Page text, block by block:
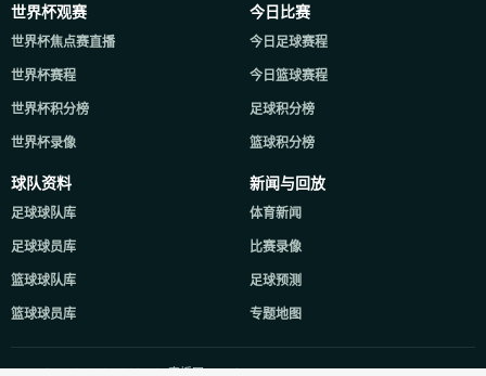
世界杯观赛
世界杯焦点赛直播
世界杯赛程
世界杯积分榜
世界杯录像
今日比赛
今日足球赛程
今日篮球赛程
足球积分榜
篮球积分榜
球队资料
足球球队库
足球球员库
篮球球队库
篮球球员库
新闻与回放
体育新闻
比赛录像
足球预测
专题地图
Copyright © 2021-2026 24直播网. All Rights Reserved.